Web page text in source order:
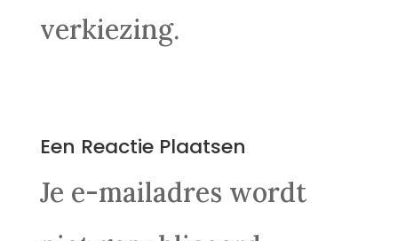
verkiezing.
Een Reactie Plaatsen
Je e-mailadres wordt